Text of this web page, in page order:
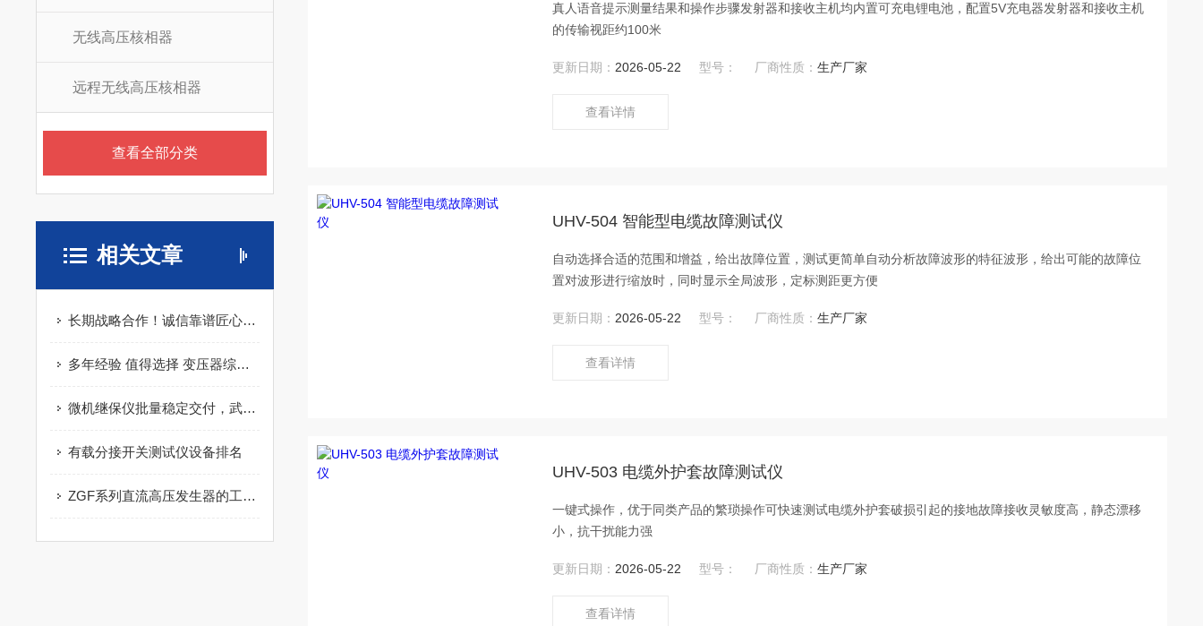
无线高压核相器
远程无线高压核相器
查看全部分类
相关文章
长期战略合作！诚信靠谱匠心制造，继电保护测试仪认准武汉特高压电力科技
多年经验 值得选择 变压器综合测试台 工业制造 匠心打造
微机继保仪批量稳定交付，武汉双企护航电力系统安全调试
有载分接开关测试仪设备排名
ZGF系列直流高压发生器的工作原理
真人语音提示测量结果和操作步骤发射器和接收主机均内置可充电锂电池，配置5V充电器发射器和接收主机
的传输视距约100米
更新日期： 2026-05-22 型号： 厂商性质：生产厂家
查看详情
UHV-504 智能型电缆故障测试仪
自动选择合适的范围和增益，给出故障位置，测试更简单自动分析故障波形的特征波形，给出可能的故障位
置对波形进行缩放时，同时显示全局波形，定标测距更方便
更新日期： 2026-05-22 型号： 厂商性质：生产厂家
查看详情
UHV-503 电缆外护套故障测试仪
一键式操作，优于同类产品的繁琐操作可快速测试电缆外护套破损引起的接地故障接收灵敏度高，静态漂移
小，抗干扰能力强
更新日期： 2026-05-22 型号： 厂商性质：生产厂家
查看详情